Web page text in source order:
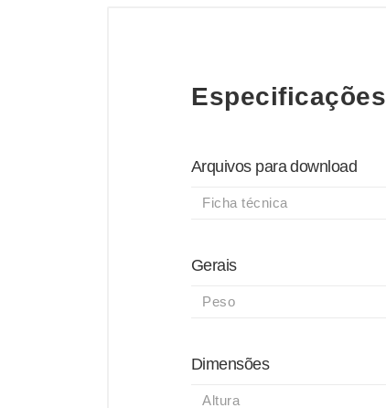
Especificações
Arquivos para download
Ficha técnica
Gerais
Peso
Dimensões
Altura